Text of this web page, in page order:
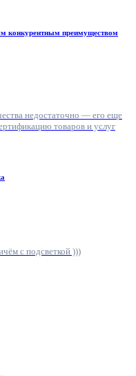
конкурентным преимуществом
недостаточно — его еще
товаров и услуг
с подсветкой )))